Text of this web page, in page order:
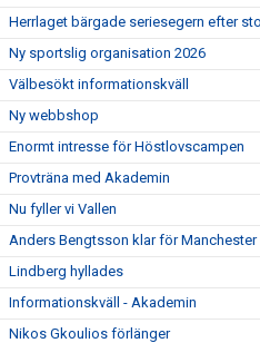
Herrlaget bärgade seriesegern efter
Ny sportslig organisation 2026
Välbesökt informationskväll
Ny webbshop
Enormt intresse för Höstlovscampen
Provträna med Akademin
Nu fyller vi Vallen
Anders Bengtsson klar för Manchester
Lindberg hyllades
Informationskväll - Akademin
Nikos Gkoulios förlänger